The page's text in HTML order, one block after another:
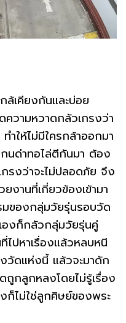
ล้เคียงกันและบ่อย
วามหวาดกลัวเกรงว่า
ำให้ไม่มีใครกล้าออกมา
กนด่าทอไล่ตีกันมา ต้อง
รงว่าจะไม่ปลอดภัย จึง
งานที่เกี่ยวข้องเข้ามา
ของกลุ่มวัยรุ่นรอบวัด
องก็กลัวกลุ่มวัยรุ่นคู่
ปหาเรื่องแล้วหลบหนี
วัดแห่งนี้ แล้วจะมาดัก
ถูกลูกหลงโดยไม่รู้เรื่อง
ก็ไม่ใช่ลูกศิษย์ของพระ